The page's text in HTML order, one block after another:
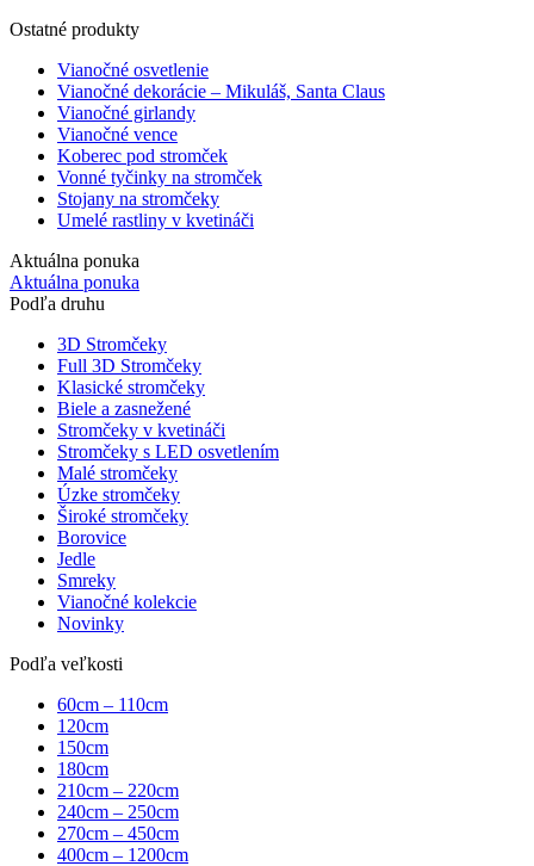
Ostatné produkty
Vianočné osvetlenie
Vianočné dekorácie – Mikuláš, Santa Claus
Vianočné girlandy
Vianočné vence
Koberec pod stromček
Vonné tyčinky na stromček
Stojany na stromčeky
Umelé rastliny v kvetináči
Aktuálna ponuka
Aktuálna ponuka
Podľa druhu
3D Stromčeky
Full 3D Stromčeky
Klasické stromčeky
Biele a zasnežené
Stromčeky v kvetináči
Stromčeky s LED osvetlením
Malé stromčeky
Úzke stromčeky
Široké stromčeky
Borovice
Jedle
Smreky
Vianočné kolekcie
Novinky
Podľa veľkosti
60cm – 110cm
120cm
150cm
180cm
210cm – 220cm
240cm – 250cm
270cm – 450cm
400cm – 1200cm